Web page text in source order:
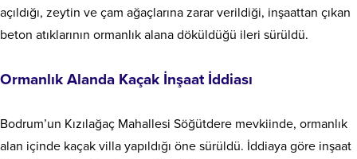
açıldığı, zeytin ve çam ağaçlarına zarar verildiği, inşaattan çıkan
beton atıklarının ormanlık alana döküldüğü ileri sürüldü.
Ormanlık Alanda Kaçak İnşaat İddiası
Bodrum’un Kızılağaç Mahallesi Söğütdere mevkiinde, ormanlık
alan içinde kaçak villa yapıldığı öne sürüldü. İddiaya göre inşaat